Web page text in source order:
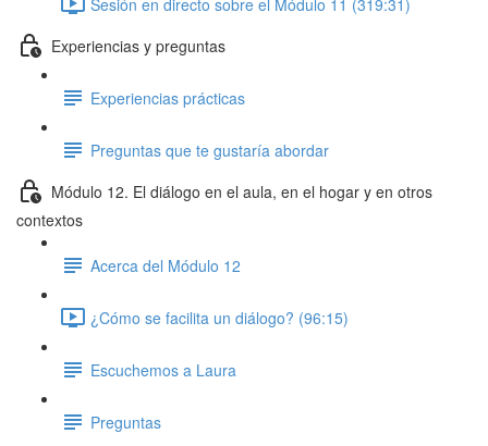
Experiencias y preguntas
Experiencias prácticas
Preguntas que te gustaría abordar
Módulo 12. El diálogo en el aula, en el hogar y en otros
contextos
Acerca del Módulo 12
¿Cómo se facilita un diálogo? (96:15)
Escuchemos a Laura
Preguntas